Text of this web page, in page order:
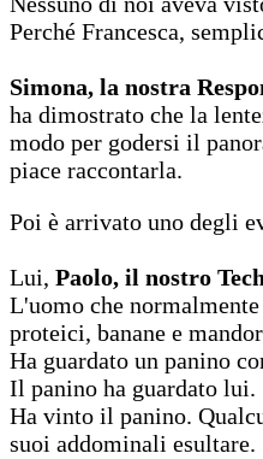
Perché Francesca,
Simona, la nostra
ha dimostrato che la
modo per godersi il
piace raccontarla.
Poi è arrivato uno degli
Lui, Paolo, il nostro Tech
L'uomo che
proteici, banane e
Ha guardato un panino
Il panino ha guardato lui.
Ha vinto il panino.
suoi addominali esultare.